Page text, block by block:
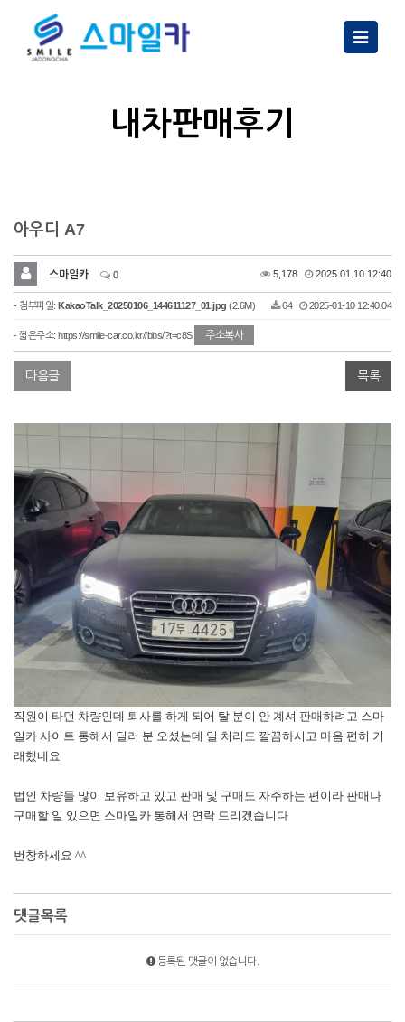
Toggle
navigation
내차판매후기
아우디 A7
스마일카 0 5,178 2025.01.10 12:40
- 첨부파일: KakaoTalk_20250106_144611127_01.jpg (2.6M) 64 2025-01-10 12:40:04
- 짧은주소: https://smile-car.co.kr//bbs/?t=c8S 주소복사
다음글 목록
직원이 타던 차량인데 퇴사를 하게 되어 탈 분이 안 계셔 판매하려고 스마
일카 사이트 통해서 딜러 분 오셨는데 일 처리도 깔끔하시고 마음 편히 거
래했네요
법인 차량들 많이 보유하고 있고 판매 및 구매도 자주하는 편이라 판매나
구매할 일 있으면 스마일카 통해서 연락 드리겠습니다
번창하세요 ^^
댓글목록
등록된 댓글이 없습니다.